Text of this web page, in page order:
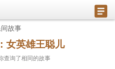
间故事
女英雄王聪儿
查询了相同的故事